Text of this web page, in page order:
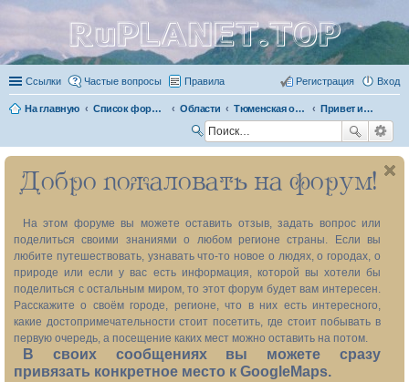
RuPLANET.TOP
Ссылки Частые вопросы Правила Вход
Регистрация
На главную Список форумов Области Тюменская область (без ХМАО и ЯНАО) 72 Привет из прошлого
ск
Добро пожаловать на форум!
На этом форуме вы можете оставить отзыв, задать вопрос или
поделиться своими знаниями о любом регионе страны. Если вы
любите путешествовать, узнавать что-то новое о людях, о городах, о
природе или если у вас есть информация, которой вы хотели бы
поделиться с остальным миром, то этот форум будет вам интересен.
Расскажите о своём городе, регионе, что в них есть интересного,
какие достопримечательности стоит посетить, где стоит побывать в
первую очередь, а посещение каких мест можно оставить на потом.
В своих сообщениях вы можете сразу
привязать конкретное место к GoogleMaps.